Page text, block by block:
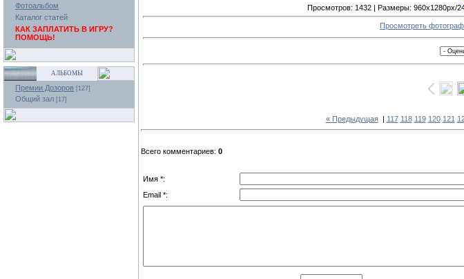
Фотоальбом
Каталог статей
КАК ЗАПЛАТИТЬ В ИГРУ?
ПОМОЩЬ!
АЛЬБОМЫ
Премии Дозоров [127]
Общий зал [17]
Просмотров: 1432 | Размеры: 960x1280px/
Просмотреть
« Предыдущая| 117 118 119 120 121
Всего комментариев: 0
Имя *:
Email *: